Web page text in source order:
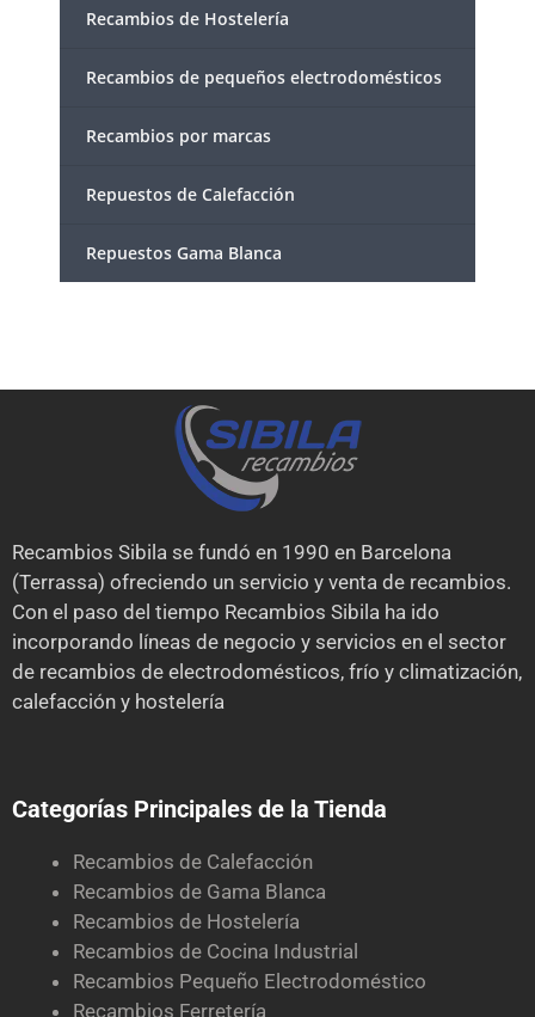
Recambios de Hostelería
Recambios de pequeños electrodomésticos
Recambios por marcas
Repuestos de Calefacción
Repuestos Gama Blanca
Recambios Sibila se fundó en 1990 en Barcelona
(Terrassa) ofreciendo un servicio y venta de recambios.
Con el paso del tiempo Recambios Sibila ha ido
incorporando líneas de negocio y servicios en el sector
de recambios de electrodomésticos, frío y climatización,
calefacción y hostelería
Categorías Principales de la Tienda
Recambios de Calefacción
Recambios de Gama Blanca
Recambios de Hostelería
Recambios de Cocina Industrial
Recambios Pequeño Electrodoméstico
Recambios Ferretería